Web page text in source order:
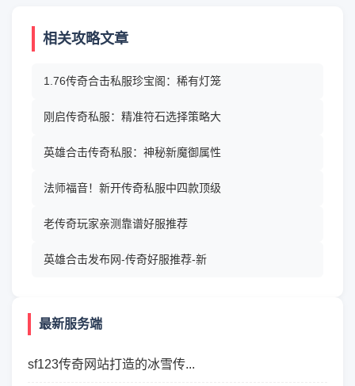
相关攻略文章
1.76传奇合击私服珍宝阁：稀有灯笼
刚启传奇私服：精准符石选择策略大
英雄合击传奇私服：神秘新魔御属性
法师福音！新开传奇私服中四款顶级
老传奇玩家亲测靠谱好服推荐
英雄合击发布网-传奇好服推荐-新
最新服务端
sf123传奇网站打造的冰雪传...